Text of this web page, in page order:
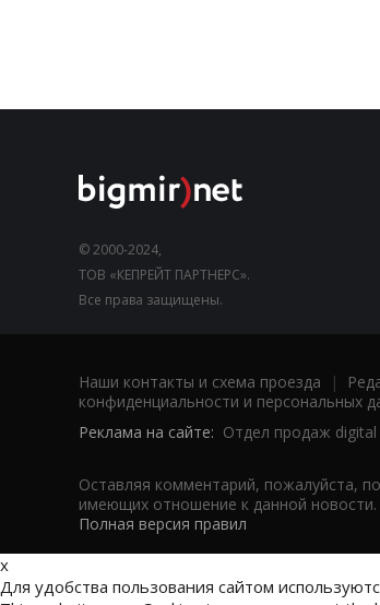
© 2000-2024,
ТОВ «КЕПРЕЙТ ПАРТНЕРС».
Все права защищены.
Наши контакты и схема проезда |
конфиденциальности и персональных
Реклама на сайте: Отдел продаж
Оставляя комментарий, пожалуйста,
имеющих отношение к данной новости.
Полная версия правил
x
Для удобства пользования сайтом